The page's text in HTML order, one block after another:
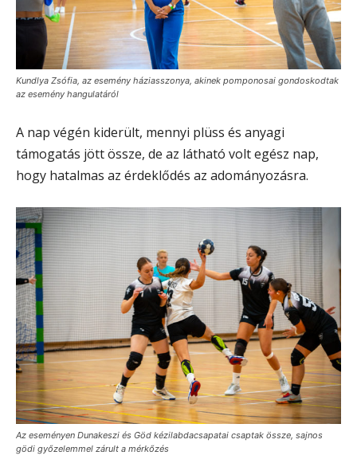
Kundlya Zsófia, az esemény háziasszonya, akinek pomponosai gondoskodtak
az esemény hangulatáról
A nap végén kiderült, mennyi plüss és anyagi
támogatás jött össze, de az látható volt egész nap,
hogy hatalmas az érdeklődés az adományozásra.
Az eseményen Dunakeszi és Göd kézilabdacsapatai csaptak össze, sajnos
gödi győzelemmel zárult a mérkőzés